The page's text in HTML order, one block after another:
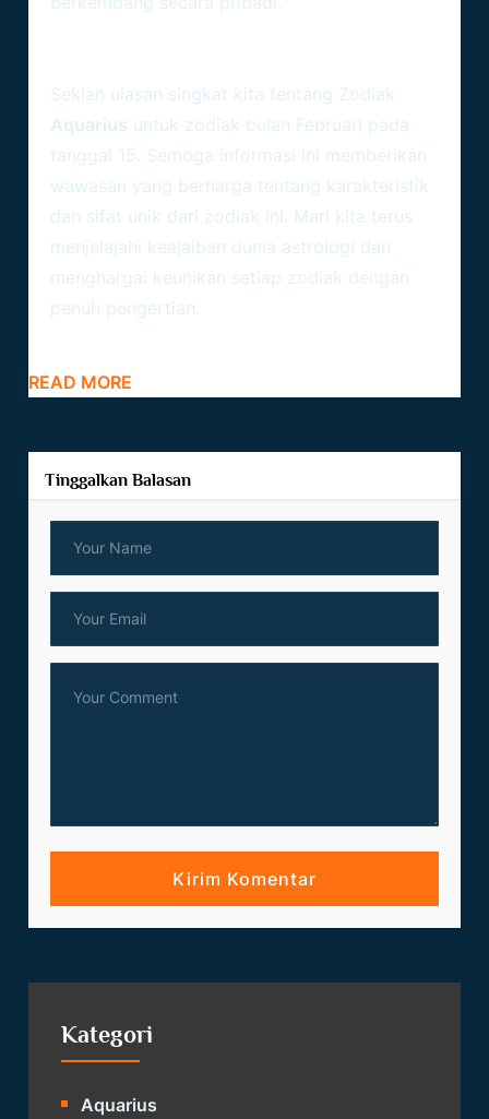
Sekian ulasan singkat kita tentang Zodiak
Aquarius untuk zodiak bulan Februari pada
tanggal 15. Semoga informasi ini memberikan
wawasan yang berharga tentang karakteristik
dan sifat unik dari zodiak ini. Mari kita terus
menjelajahi keajaiban dunia astrologi dan
menghargai keunikan setiap zodiak dengan
penuh pengertian.
READ MORE
Tinggalkan Balasan
Kategori
Aquarius